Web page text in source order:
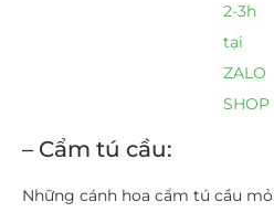
2-3h
tại
ZALO
SHOP
– Cẩm tú cầu:
Những cánh hoa cẩm tú cầu